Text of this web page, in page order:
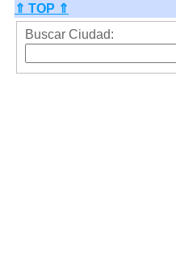
⇑ TOP ⇑
Buscar Ciudad: